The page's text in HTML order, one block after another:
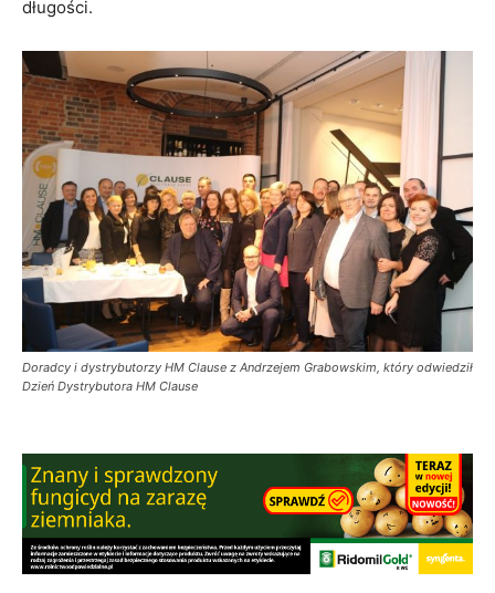
długości.
Doradcy i dystrybutorzy HM Clause z Andrzejem Grabowskim, który odwiedził
Dzień Dystrybutora HM Clause